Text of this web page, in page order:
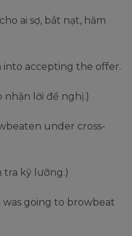
ai sợ, bắt nạt, hăm
into accepting the offer.
nhận lời đề nghị.)
under cross-
tra kỹ lưỡng.)
was going to browbeat